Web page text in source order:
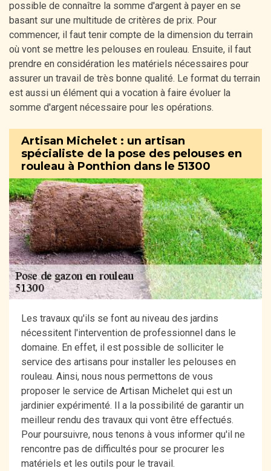
possible de connaître la somme d'argent à payer en se
basant sur une multitude de critères de prix. Pour
commencer, il faut tenir compte de la dimension du terrain
où vont se mettre les pelouses en rouleau. Ensuite, il faut
prendre en considération les matériels nécessaires pour
assurer un travail de très bonne qualité. Le format du terrain
est aussi un élément qui a vocation à faire évoluer la
somme d'argent nécessaire pour les opérations.
Artisan Michelet : un artisan
spécialiste de la pose des pelouses en
rouleau à Ponthion dans le 51300
Les travaux qu'ils se font au niveau des jardins
nécessitent l'intervention de professionnel dans le
domaine. En effet, il est possible de solliciter le
service des artisans pour installer les pelouses en
rouleau. Ainsi, nous nous permettons de vous
proposer le service de Artisan Michelet qui est un
jardinier expérimenté. Il a la possibilité de garantir un
meilleur rendu des travaux qui vont être effectués.
Pour poursuivre, nous tenons à vous informer qu'il ne
rencontre pas de difficultés pour se procurer les
matériels et les outils pour le travail.